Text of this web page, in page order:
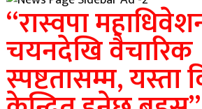
“रास्वपा
चयनदेखि वैचारिक
स्पष्टतासम्म, यस्ता